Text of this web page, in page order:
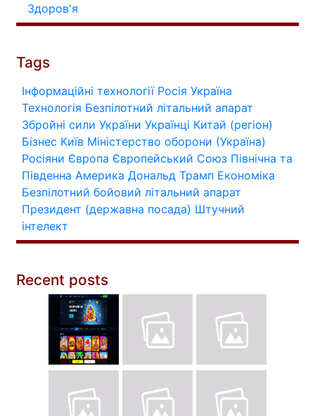
Здоров'я
Tags
Інформаційні технології Росія Україна
Технологія Безпілотний літальний апарат
Збройні сили України Українці Китай (регіон)
Бізнес Київ Міністерство оборони (Україна)
Росіяни Європа Європейський Союз Північна та
Південна Америка Дональд Трамп Економіка
Безпілотний бойовий літальний апарат
Президент (державна посада) Штучний
інтелект
Recent posts